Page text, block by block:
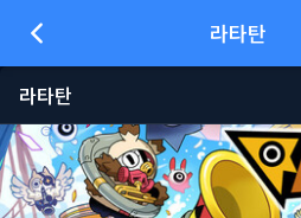
라타탄
라타탄